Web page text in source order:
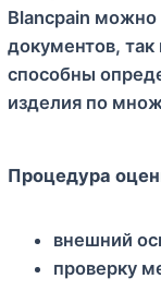
Blancpain
документов,
способны
изделия по
Процедура
внешний
проверку